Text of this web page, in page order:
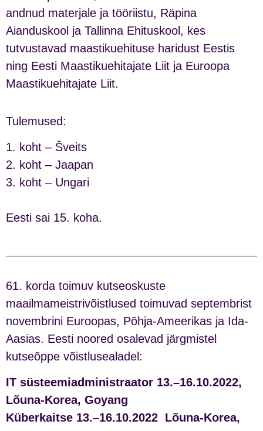
andnud materjale ja tööriistu, Räpina
Aianduskool ja Tallinna Ehituskool, kes
tutvustavad maastikuehituse haridust Eestis
ning Eesti Maastikuehitajate Liit ja Euroopa
Maastikuehitajate Liit.
Tulemused:
1. koht – Šveits
2. koht – Jaapan
3. koht – Ungari
Eesti sai 15. koha.
61. korda toimuv kutseoskuste
maailmameistrivõistlused toimuvad septembrist
novembrini Euroopas, Põhja-Ameerikas ja Ida-
Aasias. Eesti noored osalevad järgmistel
kutseõppe võistlusealadel:
IT süsteemiadministraator 13.–16.10.2022,
Lõuna-Korea, Goyang
Küberkaitse 13.–16.10.2022 Lõuna-Korea,